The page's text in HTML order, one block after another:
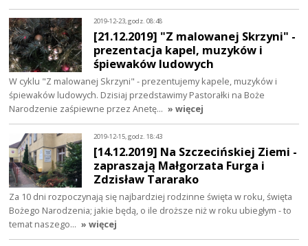
2019-12-23, godz. 08:48
[21.12.2019] "Z malowanej Skrzyni" -
prezentacja kapel, muzyków i
śpiewaków ludowych
W cyklu "Z malowanej Skrzyni" - prezentujemy kapele, muzyków i
śpiewaków ludowych. Dzisiaj przedstawimy Pastorałki na Boże
Narodzenie zaśpiewne przez Anetę… » więcej
2019-12-15, godz. 18:43
[14.12.2019] Na Szczecińskiej Ziemi -
zapraszają Małgorzata Furga i
Zdzisław Tararako
Za 10 dni rozpoczynają się najbardziej rodzinne święta w roku, święta
Bożego Narodzenia; jakie będą, o ile droższe niż w roku ubiegłym - to
temat naszego… » więcej